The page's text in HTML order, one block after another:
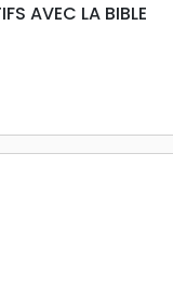
AVEC LA BIBLE